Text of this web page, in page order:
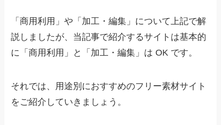
「商用利用」や「加工・編集」について上記で解
説しましたが、当記事で紹介するサイトは基本的
に「商用利用」と「加工・編集」は OK です。
それでは、用途別におすすめのフリー素材サイト
をご紹介していきましょう。